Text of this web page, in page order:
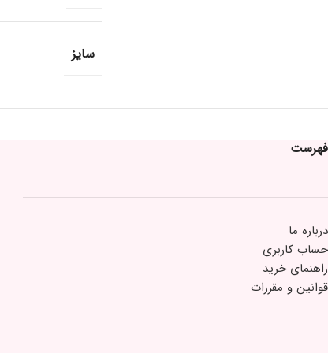
سایز
فهرست
درباره ما
حساب کاربری
راهنمای خرید
قوانین و مقررات